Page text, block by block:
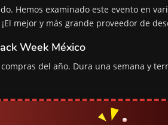
Hemos examinado este evento en
mejor y más grande proveedor de
Week México
del año. Dura una semana y